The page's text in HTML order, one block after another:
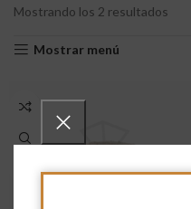
Mostrando los 2 resultados
Mostrar menú